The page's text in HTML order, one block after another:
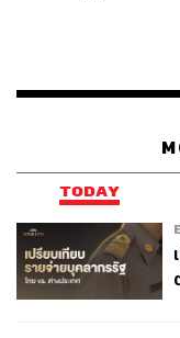
TODAY